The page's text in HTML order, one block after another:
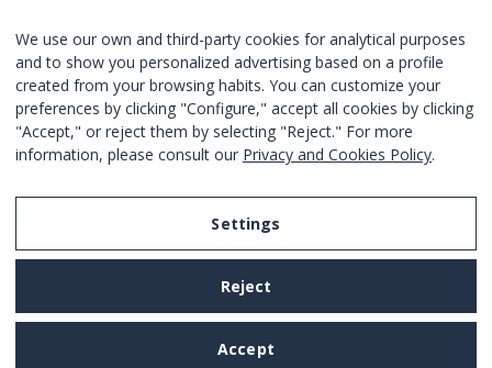
OFERTAS
JUNTE-SE
Estou de acordo com ostermos e as condições.
We use our own and third-party cookies for analytical purposes
and to show you personalized advertising based on a profile
created from your browsing habits. You can customize your
preferences by clicking "Configure," accept all cookies by clicking
"Accept," or reject them by selecting "Reject." For more
information, please consult our Privacy and Cookies Policy.
Settings
Reject
Accept
Legal Notice
Privacy and Cookies Policy
Terms and Conditions of Use
Settings